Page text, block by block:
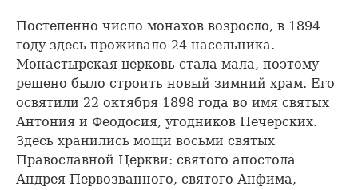
Постепенно число монахов возросло, в 1894
году здесь проживало 24 насельника.
Монастырская церковь стала мала, поэтому
решено было строить новый зимний храм. Его
освятили 22 октября 1898 года во имя святых
Антония и Феодосия, угодников Печерских.
Здесь хранились мощи восьми святых
Православной Церкви: святого апостола
Андрея Первозванного, святого Анфима,